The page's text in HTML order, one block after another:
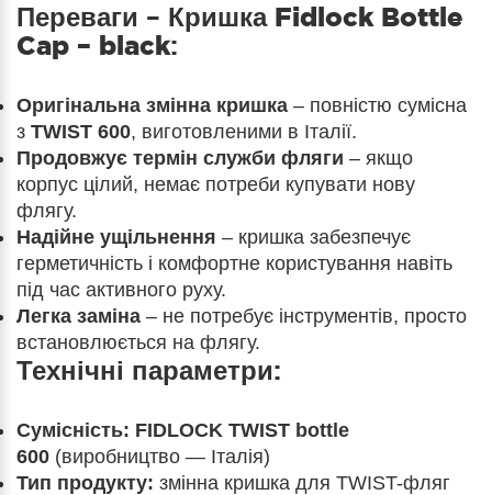
Переваги – Кришка Fidlock Bottle
Cap – black:
Оригінальна змінна кришка – повністю сумісна
з TWIST 600, виготовленими в Італії.
Продовжує термін служби фляги – якщо
корпус цілий, немає потреби купувати нову
флягу.
Надійне ущільнення – кришка забезпечує
герметичність і комфортне користування навіть
під час активного руху.
Легка заміна – не потребує інструментів, просто
встановлюється на флягу.
Технічні параметри:
Сумісність: FIDLOCK TWIST bottle
600 (виробництво — Італія)
Тип продукту: змінна кришка для TWIST-фляг